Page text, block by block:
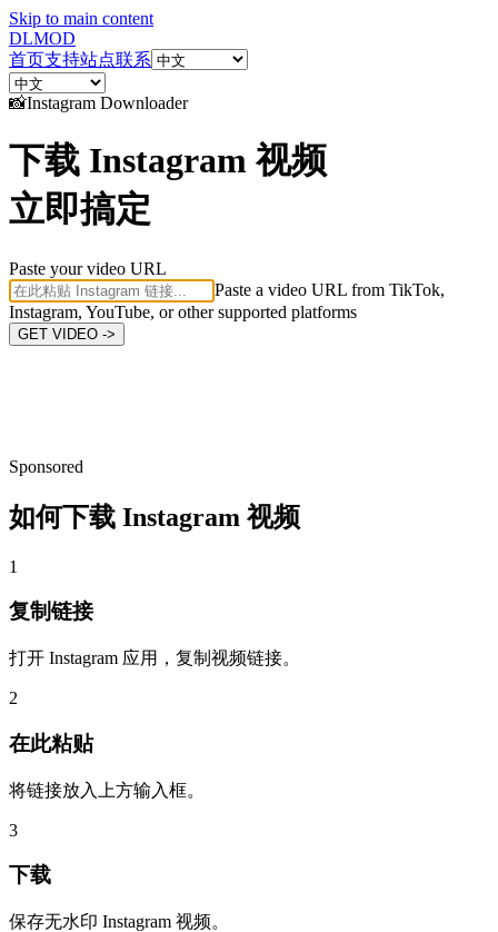
Skip to main content
DLMOD
首页支持站点联系
📸Instagram Downloader
下载 Instagram 视频
立即搞定
Paste your video URL
Paste a video URL from TikTok,
Instagram, YouTube, or other supported platforms
GET VIDEO ->
Sponsored
如何下载 Instagram 视频
1
复制链接
打开 Instagram 应用，复制视频链接。
2
在此粘贴
将链接放入上方输入框。
3
下载
保存无水印 Instagram 视频。